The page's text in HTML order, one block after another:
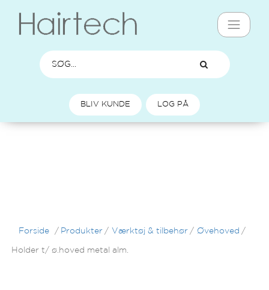
BLIV KUNDE LOG PÅ
Forside / Produkter / Værktøj & tilbehør / Øvehoved /
Holder t/ ø.hoved metal alm.